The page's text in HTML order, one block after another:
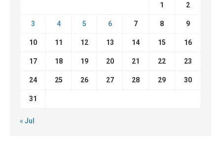
1 2
3 4 5 6 7 8 9
10 11 12 13 14 15 16
17 18 19 20 21 22 23
24 25 26 27 28 29 30
31
« Jul